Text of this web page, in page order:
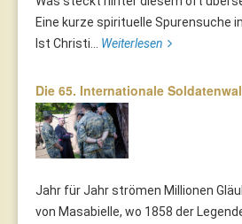
Eine kurze spirituelle Spurensuche
Ist Christi... Weiterlesen
Die 65. Internationale
Jahr für Jahr strömen Millionen
von Masabielle, wo 1858 der